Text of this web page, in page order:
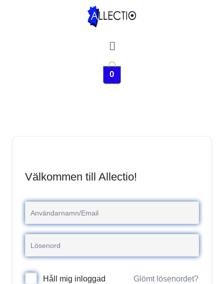
Meny
0
Välkommen till Allectio!
Håll mig inloggad Glömt lösenordet?